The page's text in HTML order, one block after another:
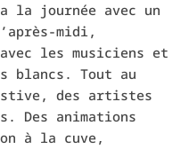
la journée avec un
midi,
avec les musiciens et
blancs. Tout au
des artistes
Des animations
à la cuve,